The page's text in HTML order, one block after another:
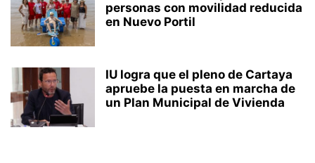
personas con movilidad reducida
en Nuevo Portil
IU logra que el pleno de Cartaya
apruebe la puesta en marcha de
un Plan Municipal de Vivienda